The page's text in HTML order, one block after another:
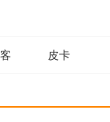
皮卡